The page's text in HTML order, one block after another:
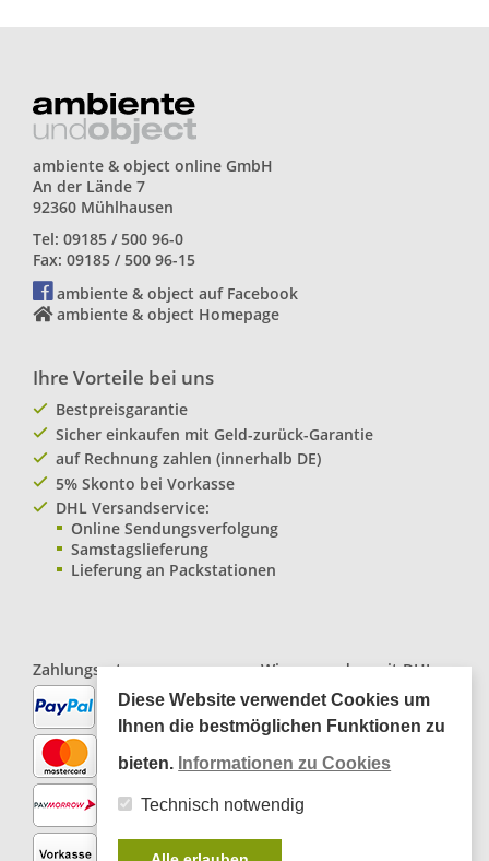
ambiente & object online GmbH
An der Lände 7
92360 Mühlhausen
Tel: 09185 / 500 96-0
Fax: 09185 / 500 96-15
ambiente & object auf Facebook
ambiente & object Homepage
Ihre Vorteile bei uns
Bestpreisgarantie
Sicher einkaufen mit Geld-zurück-Garantie
auf Rechnung zahlen (innerhalb DE)
5% Skonto bei Vorkasse
DHL Versandservice:
Online Sendungsverfolgung
Samstagslieferung
Lieferung an Packstationen
Zahlungsarten: Wir versenden mitDHL
Paketservice
Diese Website verwendet Cookies um
Ihnen die bestmöglichen Funktionen zu
bieten. Informationen zu Cookies
Technisch notwendig